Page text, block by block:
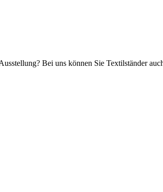
Bei uns können Sie Textilständer